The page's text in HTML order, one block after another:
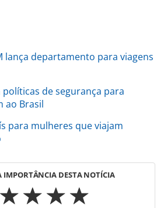
lança departamento para viagens
de segurança para
ao Brasil
para mulheres que viajam
IMPORTÂNCIA DESTA NOTÍCIA